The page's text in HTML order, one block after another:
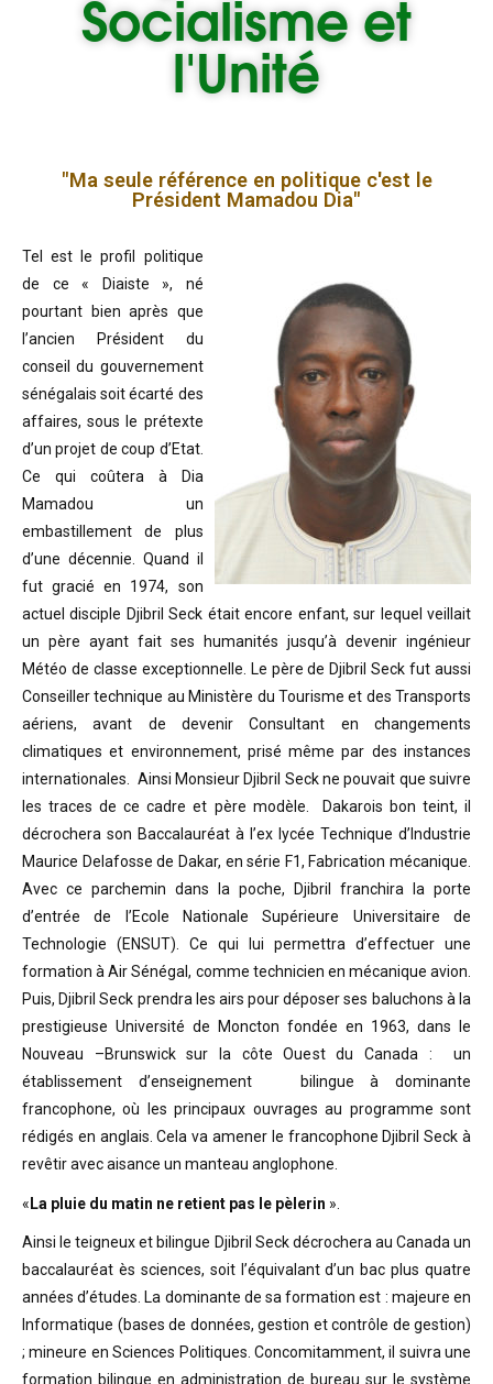
Socialisme et
l'Unité
"Ma seule référence en politique c'est le
Président Mamadou Dia"
Tel est le profil politique
de ce « Diaiste », né
pourtant bien après que
l’ancien Président du
conseil du gouvernement
sénégalais soit écarté des
affaires, sous le prétexte
d’un projet de coup d’Etat.
Ce qui coûtera à Dia
Mamadou un
embastillement de plus
d’une décennie. Quand il
fut gracié en 1974, son
actuel disciple Djibril Seck était encore enfant, sur lequel veillait
un père ayant fait ses humanités jusqu’à devenir ingénieur
Météo de classe exceptionnelle. Le père de Djibril Seck fut aussi
Conseiller technique au Ministère du Tourisme et des Transports
aériens, avant de devenir Consultant en changements
climatiques et environnement, prisé même par des instances
internationales. Ainsi Monsieur Djibril Seck ne pouvait que suivre
les traces de ce cadre et père modèle. Dakarois bon teint, il
décrochera son Baccalauréat à l’ex lycée Technique d’Industrie
Maurice Delafosse de Dakar, en série F1, Fabrication mécanique.
Avec ce parchemin dans la poche, Djibril franchira la porte
d’entrée de l’Ecole Nationale Supérieure Universitaire de
Technologie (ENSUT). Ce qui lui permettra d’effectuer une
formation à Air Sénégal, comme technicien en mécanique avion.
Puis, Djibril Seck prendra les airs pour déposer ses baluchons à la
prestigieuse Université de Moncton fondée en 1963, dans le
Nouveau –Brunswick sur la côte Ouest du Canada : un
établissement d’enseignement bilingue à dominante
francophone, où les principaux ouvrages au programme sont
rédigés en anglais. Cela va amener le francophone Djibril Seck à
revêtir avec aisance un manteau anglophone.
«La pluie du matin ne retient pas le pèlerin ».
Ainsi le teigneux et bilingue Djibril Seck décrochera au Canada un
baccalauréat ès sciences, soit l’équivalant d’un bac plus quatre
années d’études. La dominante de sa formation est : majeure en
Informatique (bases de données, gestion et contrôle de gestion)
; mineure en Sciences Politiques. Concomitamment, il suivra une
formation bilingue en administration de bureau sur le système